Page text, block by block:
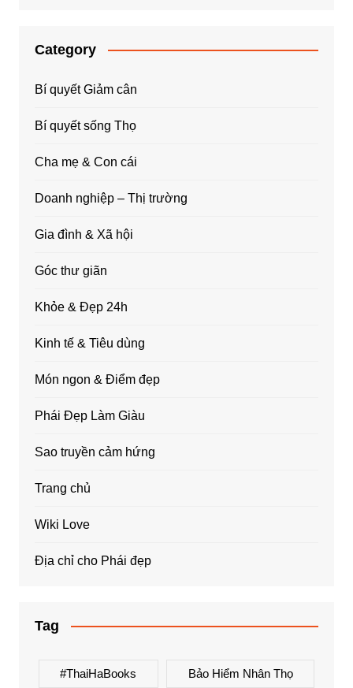
Category
Bí quyết Giảm cân
Bí quyết sống Thọ
Cha mẹ & Con cái
Doanh nghiệp – Thị trường
Gia đình & Xã hội
Góc thư giãn
Khỏe & Đẹp 24h
Kinh tế & Tiêu dùng
Món ngon & Điểm đẹp
Phái Đẹp Làm Giàu
Sao truyền cảm hứng
Trang chủ
Wiki Love
Địa chỉ cho Phái đẹp
Tag
#ThaiHaBooks Bảo Hiểm Nhân Thọ